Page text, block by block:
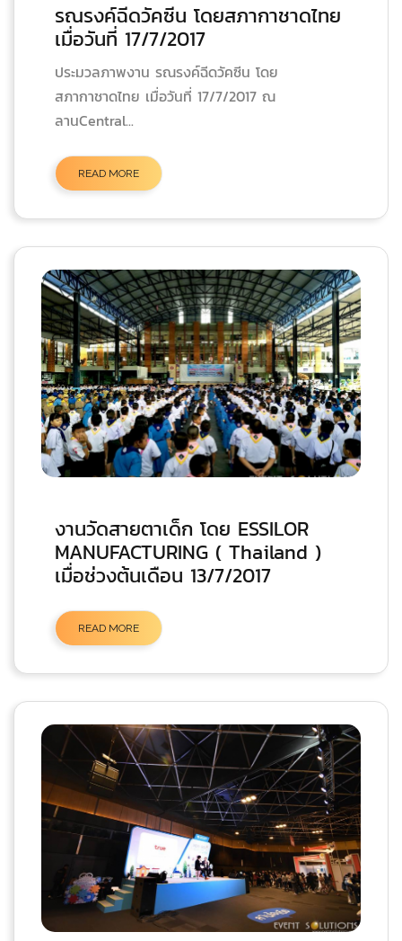
รณรงค์ฉีดวัคซีน โดยสภากาชาดไทย
เมื่อวันที่ 17/7/2017
ประมวลภาพงาน รณรงค์ฉีดวัคซีน โดย
สภากาชาดไทย เมื่อวันที่ 17/7/2017 ณ
ลานCentral...
READ MORE
งานวัดสายตาเด็ก โดย ESSILOR
MANUFACTURING ( Thailand )
เมื่อช่วงต้นเดือน 13/7/2017
READ MORE